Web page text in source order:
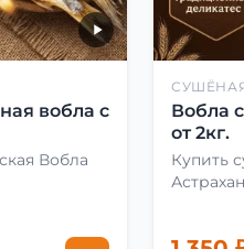
вобла с
Вобла
Вобла
от 2кг.
Купить